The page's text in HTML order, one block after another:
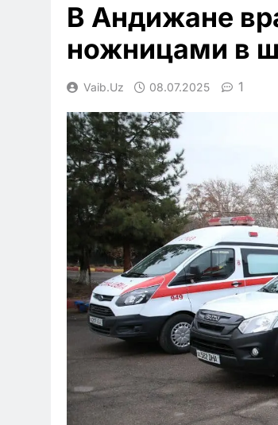
В Андижане
ножницами в
Vaib.uz 08.07.2025 1